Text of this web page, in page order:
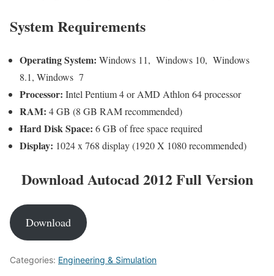
System Requirements
Operating System: Windows 11, Windows 10, Windows
8.1, Windows 7
Processor: Intel Pentium 4 or AMD Athlon 64 processor
RAM: 4 GB (8 GB RAM recommended)
Hard Disk Space: 6 GB of free space required
Display: 1024 x 768 display (1920 X 1080 recommended)
Download Autocad 2012 Full Version
Download
Categories: Engineering & Simulation